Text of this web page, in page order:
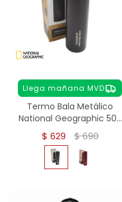
Llega mañana MVD
Termo Bala Metálico
National Geographic 500
ml - NEGRO
$ 629 $690